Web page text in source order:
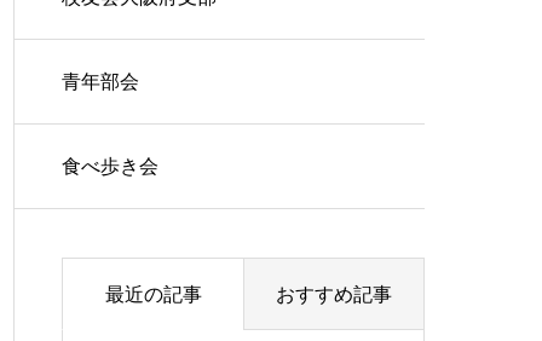
青年部会
食べ歩き会
最近の記事 おすすめ記事